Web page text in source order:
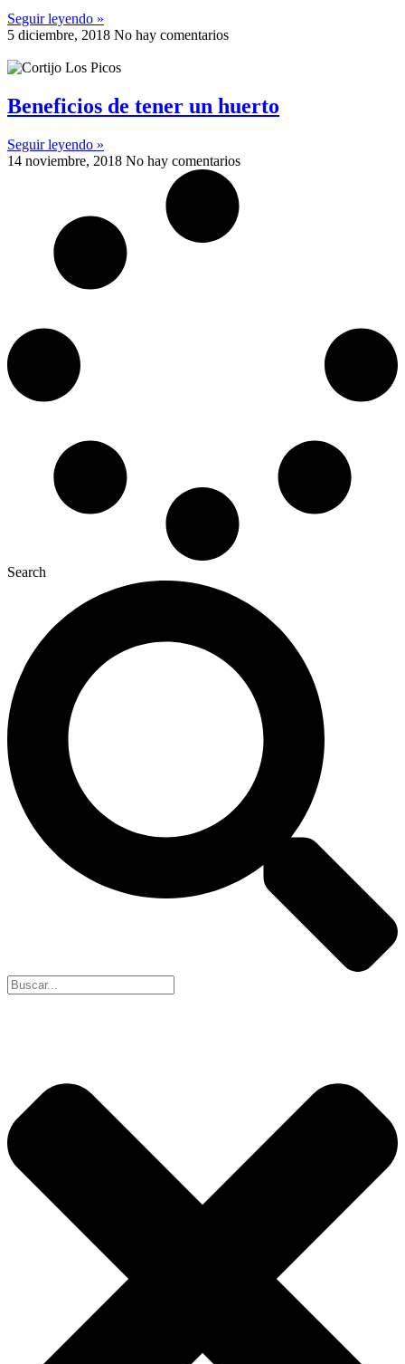
Seguir leyendo »
5 diciembre, 2018 No hay comentarios
Beneficios de tener un huerto
Seguir leyendo »
14 noviembre, 2018 No hay comentarios
Search